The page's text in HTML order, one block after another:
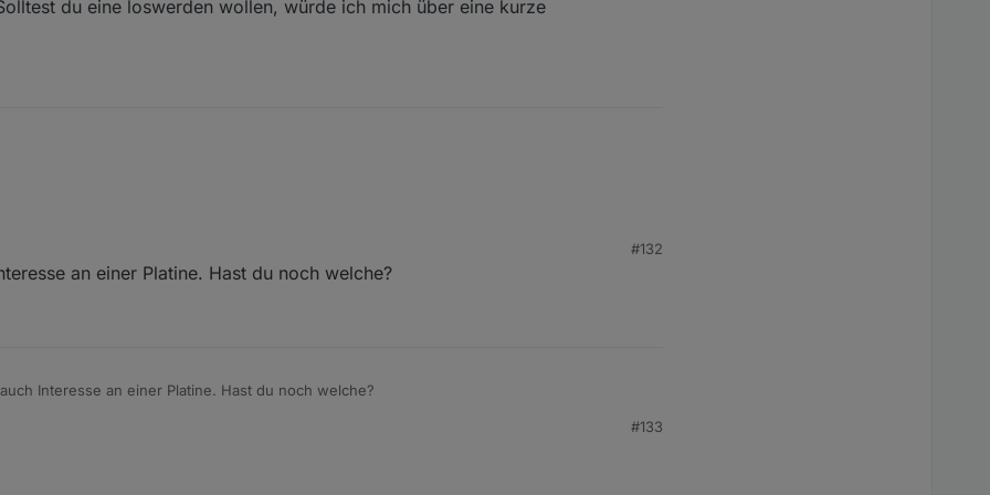
du eine loswerden wollen, würde ich mich über eine kurze
#132
an einer Platine. Hast du noch welche?
Interesse an einer Platine. Hast du noch welche?
AM
#133